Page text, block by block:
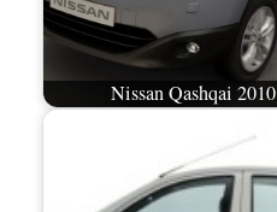
Nissan Qashqai 2010